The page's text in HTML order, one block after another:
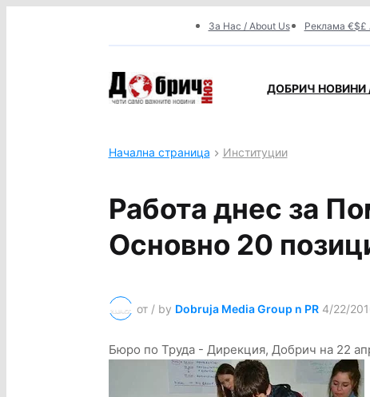
За Нас / About Us Реклама €$£
ДОБРИЧ НОВИНИ /
Начална страница Институции
Работа днес за
Основно 20
от / by Dobruja Media Group n PR 4/22/
Бюро по Труда - Дирекция, Добрич на 22